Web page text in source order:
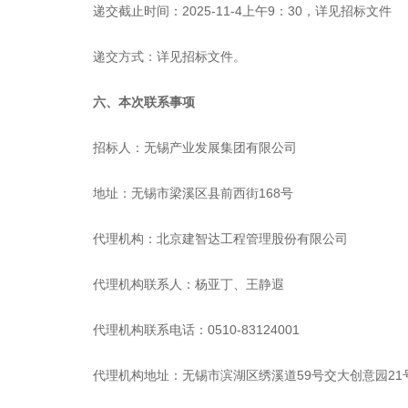
递交截止时间： 2025-11-4上午9 ： 30 ，详见招标文件
递交方式：详见招标文件。
六、本次联系事项
招标人：无锡产业发展集团有限公司
地址：无锡市梁溪区县前西街168号
代理机构：北京建智达工程管理股份有限公司
代理机构联系人：杨亚丁、王静遐
代理机构联系电话： 0510-83124001
代理机构地址：无锡市滨湖区绣溪道59号交大创意园21